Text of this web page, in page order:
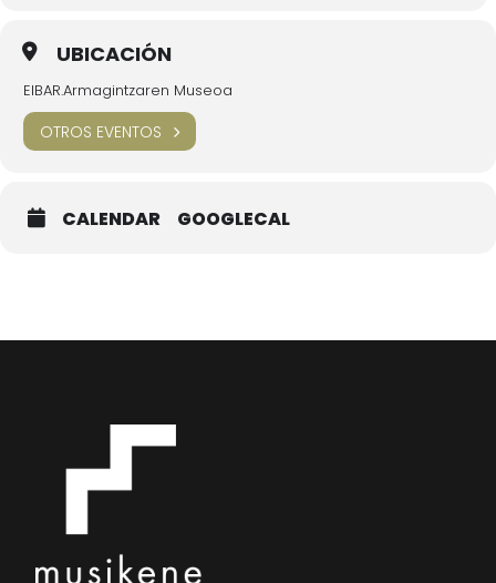
Colaboradores: Ayuntamiento de Eibar, San Andrés Parrokia,
KSIgune, Diputación Foral de Gipuzkoa, J. Sergio del Campo –
Basque Organ Building
UBICACIÓN
EIBAR.Armagintzaren Museoa
OTROS EVENTOS
CALENDAR GOOGLECAL